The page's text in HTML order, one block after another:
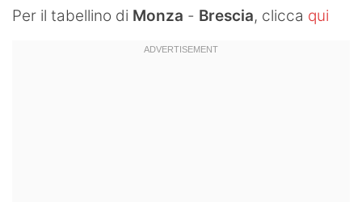
Per il tabellino di Monza - Brescia, clicca qui